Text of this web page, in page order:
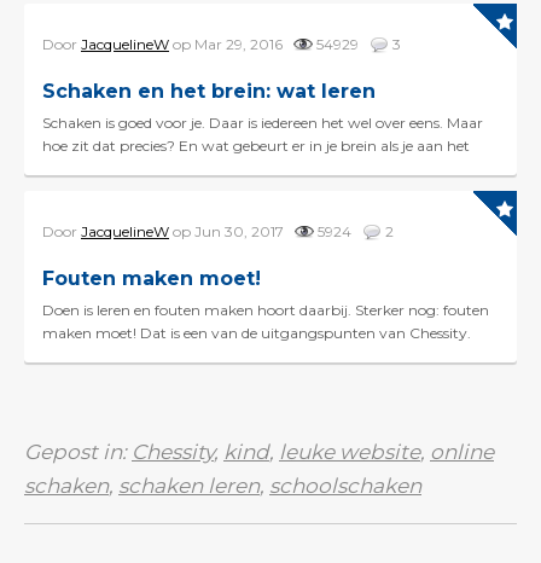
Door JacquelineW op Mar 29, 2016 54929 3
Schaken en het brein: wat leren
Schaken is goed voor je. Daar is iedereen het wel over eens. Maar
hoe zit dat precies? En wat gebeurt er in je brein als je aan het
Door JacquelineW op Jun 30, 2017 5924 2
Fouten maken moet!
Doen is leren en fouten maken hoort daarbij. Sterker nog: fouten
maken moet! Dat is een van de uitgangspunten van Chessity.
Gepost in: Chessity, kind, leuke website, online
schaken, schaken leren, schoolschaken